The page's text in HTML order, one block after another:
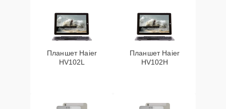
Планшет Haier
HV102L
Планшет Haier
HV102H